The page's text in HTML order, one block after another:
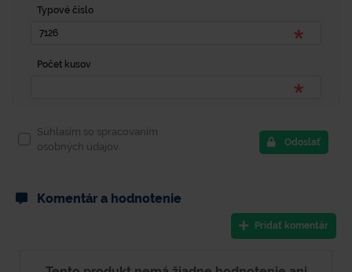
Typové číslo
Počet kusov
Súhlasím so spracovaním
osobných údajov.
Odoslať
Komentár a hodnotenie
Pridať komentár